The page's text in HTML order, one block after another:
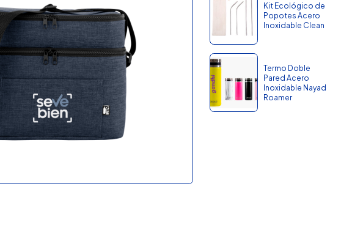
Kit Ecológico de
Popotes Acero
Inoxidable Clean
Termo Doble
Pared Acero
Inoxidable Nayad
Roamer